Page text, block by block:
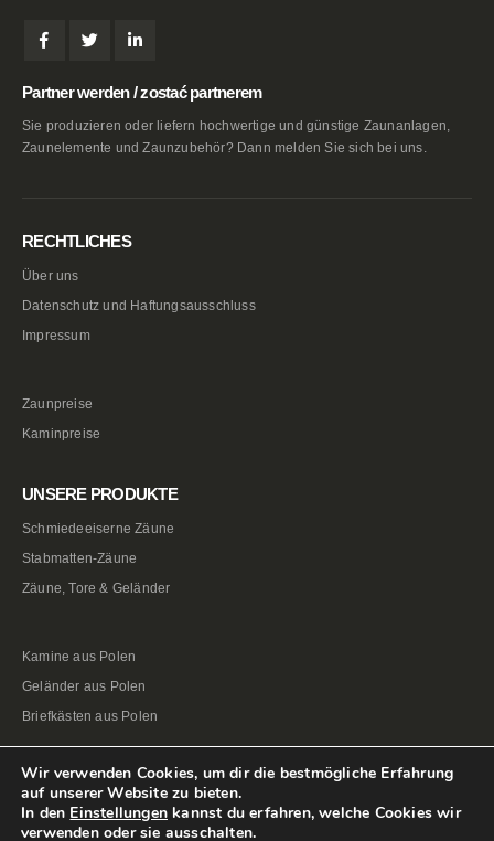
Partner werden / zostać partnerem
Sie produzieren oder liefern hochwertige und günstige Zaunanlagen,
Zaunelemente und Zaunzubehör? Dann melden Sie sich bei uns.
RECHTLICHES
Über uns
Datenschutz und Haftungsausschluss
Impressum
Zaunpreise
Kaminpreise
UNSERE PRODUKTE
Schmiedeeiserne Zäune
Stabmatten-Zäune
Zäune, Tore & Geländer
Kamine aus Polen
Geländer aus Polen
Briefkästen aus Polen
Wir verwenden Cookies, um dir die bestmögliche Erfahrung
auf unserer Website zu bieten.
In den Einstellungen kannst du erfahren, welche Cookies wir
verwenden oder sie ausschalten.